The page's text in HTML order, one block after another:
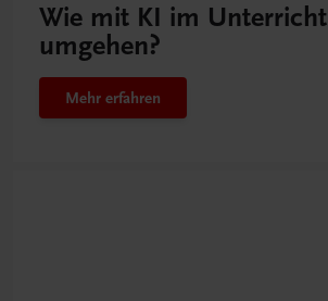
Wie mit KI im Unterricht
umgehen?
Mehr erfahren